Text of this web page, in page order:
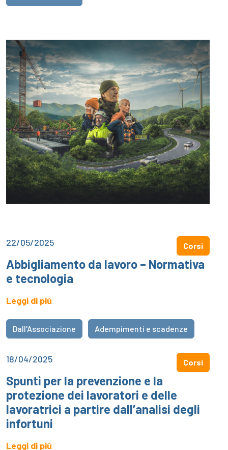
22/05/2025 Corsi
Abbigliamento da lavoro – Normativa
e tecnologia
Leggi di più
Dall'Associazione Adempimenti e scadenze
18/04/2025 Corsi
Spunti per la prevenzione e la
protezione dei lavoratori e delle
lavoratrici a partire dall’analisi degli
infortuni
Leggi di più